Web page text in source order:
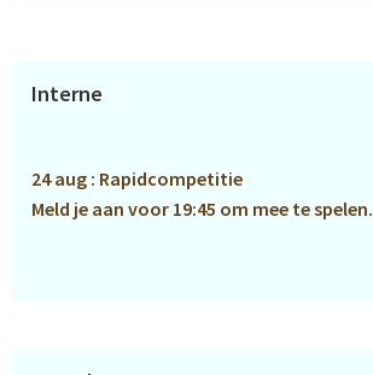
Primaire
Interne
24 aug : Rapidcompetitie
Meld je aan voor 19:45 om mee te spelen.